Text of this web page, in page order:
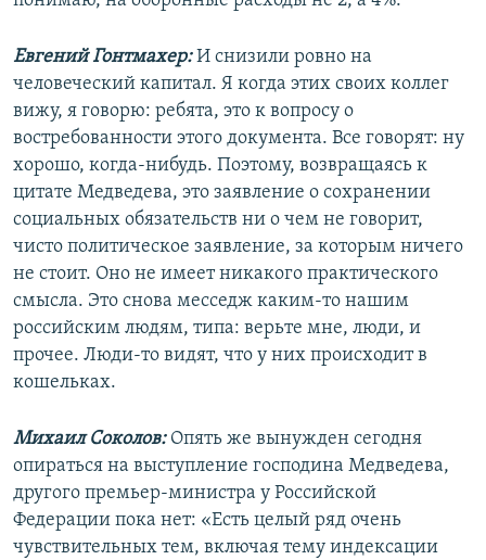
Евгений Гонтмахер:И снизили ровно на
человеческий капитал. Я когда этих своих коллег
вижу, я говорю: ребята, это к вопросу о
востребованности этого документа. Все говорят: ну
хорошо, когда-нибудь. Поэтому, возвращаясь к
цитате Медведева, это заявление о сохранении
социальных обязательств ни о чем не говорит,
чисто политическое заявление, за которым ничего
не стоит. Оно не имеет никакого практического
смысла. Это снова месседж каким-то нашим
российским людям, типа: верьте мне, люди, и
прочее. Люди-то видят, что у них происходит в
кошельках.
Михаил Соколов:Опять же вынужден сегодня
опираться на выступление господина Медведева,
другого премьер-министра у Российской
Федерации пока нет: «Есть целый ряд очень
чувствительных тем, включая тему индексации